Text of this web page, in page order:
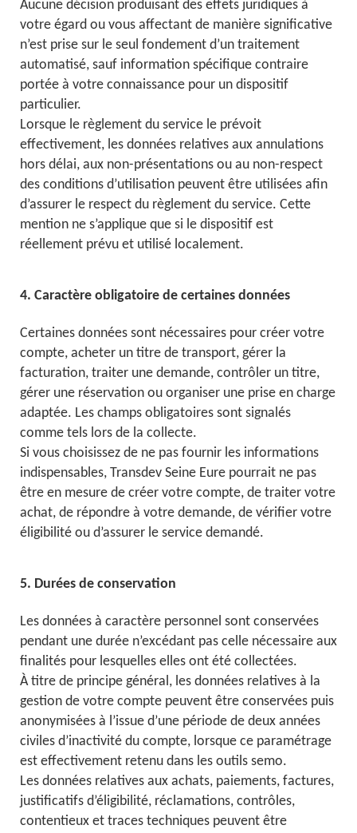
Aucune décision produisant des effets juridiques à
votre égard ou vous affectant de manière significative
n’est prise sur le seul fondement d’un traitement
automatisé, sauf information spécifique contraire
portée à votre connaissance pour un dispositif
particulier.
Lorsque le règlement du service le prévoit
effectivement, les données relatives aux annulations
hors délai, aux non-présentations ou au non-respect
des conditions d’utilisation peuvent être utilisées afin
d’assurer le respect du règlement du service. Cette
mention ne s’applique que si le dispositif est
réellement prévu et utilisé localement.
4. Caractère obligatoire de certaines données
Certaines données sont nécessaires pour créer votre
compte, acheter un titre de transport, gérer la
facturation, traiter une demande, contrôler un titre,
gérer une réservation ou organiser une prise en charge
adaptée. Les champs obligatoires sont signalés
comme tels lors de la collecte.
Si vous choisissez de ne pas fournir les informations
indispensables, Transdev Seine Eure pourrait ne pas
être en mesure de créer votre compte, de traiter votre
achat, de répondre à votre demande, de vérifier votre
éligibilité ou d’assurer le service demandé.
5. Durées de conservation
Les données à caractère personnel sont conservées
pendant une durée n’excédant pas celle nécessaire aux
finalités pour lesquelles elles ont été collectées.
À titre de principe général, les données relatives à la
gestion de votre compte peuvent être conservées puis
anonymisées à l’issue d’une période de deux années
civiles d’inactivité du compte, lorsque ce paramétrage
est effectivement retenu dans les outils semo.
Les données relatives aux achats, paiements, factures,
justificatifs d’éligibilité, réclamations, contrôles,
contentieux et traces techniques peuvent être